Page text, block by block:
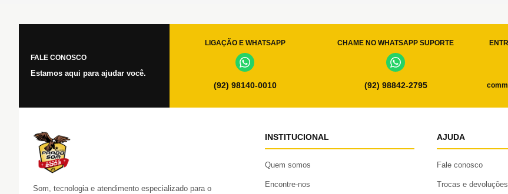
FALE CONOSCO
Estamos aqui para ajudar você.
LIGAÇÃO E WHATSAPP
(92) 98140-0010
CHAME NO WHATSAPP SUPORTE
(92) 98842-2795
Som, tecnologia e atendimento especializado para o
INSTITUCIONAL
Quem somos
Encontre-nos
AJUDA
Fale conosco
Trocas e devoluções